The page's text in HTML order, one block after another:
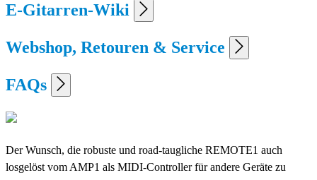
E-Gitarren-Wiki
Webshop, Retouren & Service
FAQs
Der Wunsch, die robuste und road-taugliche REMOTE1 auch
losgelöst vom AMP1 als MIDI-Controller für andere Geräte zu